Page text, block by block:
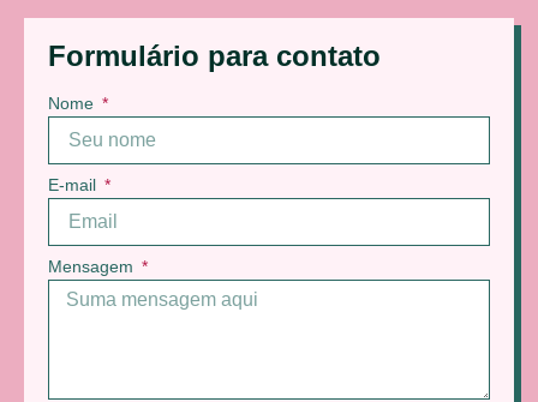
Formulário para contato
Nome
E-mail
Mensagem